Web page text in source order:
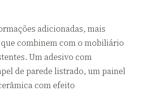
adicionadas, mais
combinem com o mobiliário
Um adesivo com
de parede listrado, um painel
com efeito